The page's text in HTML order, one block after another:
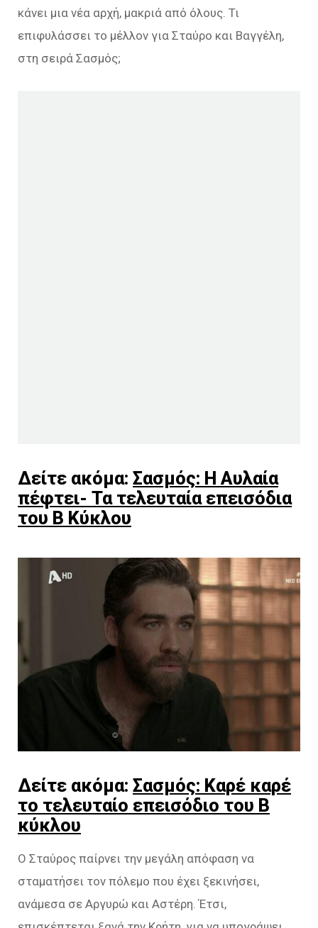
κάνει μια νέα αρχή, μακριά από όλους. Τι
επιφυλάσσει το μέλλον για Σταύρο και Βαγγέλη,
στη σειρά Σασμός;
Δείτε ακόμα: Σασμός: Η Αυλαία
πέφτει- Τα τελευταία επεισόδια
του Β Κύκλου
Δείτε ακόμα: Σασμός: Καρέ καρέ
το τελευταίο επεισόδιο του Β
κύκλου
Ο Σταύρος παίρνει την μεγάλη απόφαση να
σταματήσει τον πόλεμο που έχει ξεκινήσει,
ανάμεσα σε Αργυρώ και Αστέρη. Έτσι,